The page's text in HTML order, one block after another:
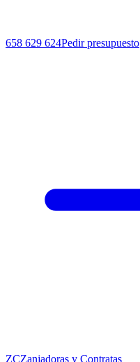
658 629 624Pedir presupuesto
ZCZanjadoras y Contratas